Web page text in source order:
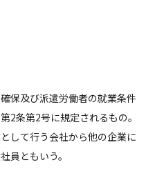
保及び派遣労働者の就業条件
2条第2号に規定されるもの。
して行う会社から他の企業に
員ともいう。